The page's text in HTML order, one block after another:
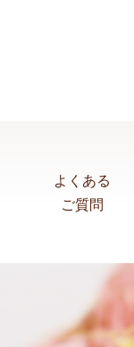
よくある
ご質問